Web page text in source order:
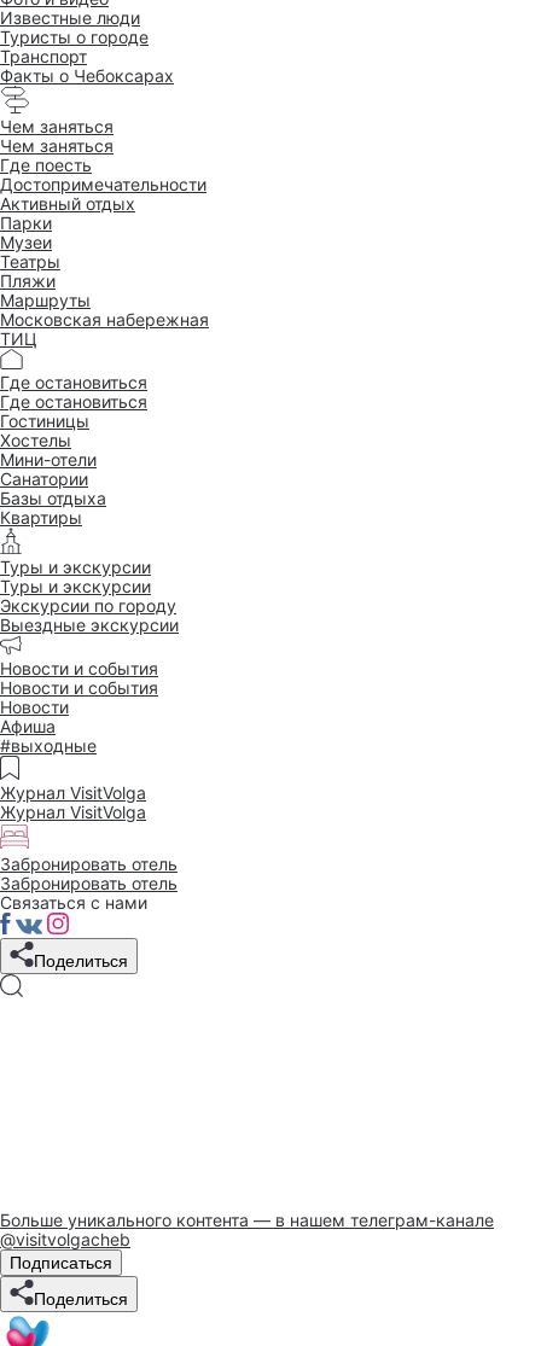
Известные люди
Туристы о городе
Транспорт
Факты о Чебоксарах
Чем заняться
Чем заняться
Где поесть
Достопримеча­тельности
Активный отдых
Парки
Музеи
Театры
Пляжи
Маршруты
Московская набережная
ТИЦ
Где остановиться
Где остановиться
Гостиницы
Хостелы
Мини-отели
Санатории
Базы отдыха
Квартиры
Туры и экскурсии
Туры и экскурсии
Экскурсии по городу
Выездные экскурсии
Новости и события
Новости и события
Новости
Афиша
#выходные
Журнал VisitVolga
Журнал VisitVolga
Забронировать отель
Забронировать отель
Связаться с нами
Поделиться
Больше уникального контента — в нашем телеграм-канале
@visitvolgacheb
Подписаться
Поделиться